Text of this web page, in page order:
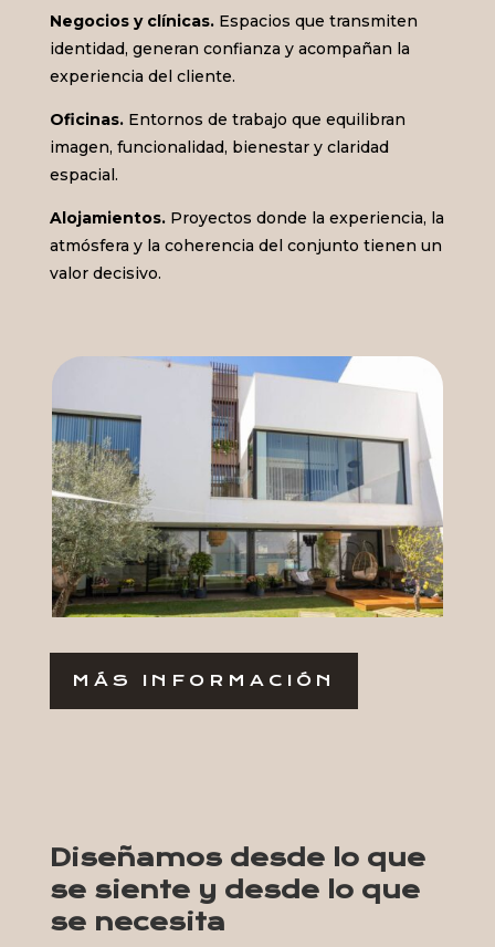
Negocios y clínicas. Espacios que transmiten
identidad, generan confianza y acompañan la
experiencia del cliente.
Oficinas. Entornos de trabajo que equilibran
imagen, funcionalidad, bienestar y claridad
espacial.
Alojamientos. Proyectos donde la experiencia, la
atmósfera y la coherencia del conjunto tienen un
valor decisivo.
MÁS INFORMACIÓN
Diseñamos desde lo que
se siente y desde lo que
se necesita